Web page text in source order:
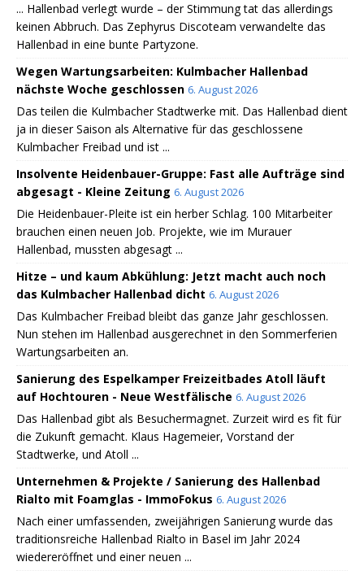
... Hallenbad verlegt wurde – der Stimmung tat das allerdings
keinen Abbruch. Das Zephyrus Discoteam verwandelte das
Hallenbad in eine bunte Partyzone.
Wegen Wartungsarbeiten: Kulmbacher Hallenbad
nächste Woche geschlossen 6. August 2026
Das teilen die Kulmbacher Stadtwerke mit. Das Hallenbad dient
ja in dieser Saison als Alternative für das geschlossene
Kulmbacher Freibad und ist ...
Insolvente Heidenbauer-Gruppe: Fast alle Aufträge sind
abgesagt - Kleine Zeitung 6. August 2026
Die Heidenbauer-Pleite ist ein herber Schlag. 100 Mitarbeiter
brauchen einen neuen Job. Projekte, wie im Murauer
Hallenbad, mussten abgesagt ...
Hitze – und kaum Abkühlung: Jetzt macht auch noch
das Kulmbacher Hallenbad dicht 6. August 2026
Das Kulmbacher Freibad bleibt das ganze Jahr geschlossen.
Nun stehen im Hallenbad ausgerechnet in den Sommerferien
Wartungsarbeiten an.
Sanierung des Espelkamper Freizeitbades Atoll läuft
auf Hochtouren - Neue Westfälische 6. August 2026
Das Hallenbad gibt als Besuchermagnet. Zurzeit wird es fit für
die Zukunft gemacht. Klaus Hagemeier, Vorstand der
Stadtwerke, und Atoll ...
Unternehmen & Projekte / Sanierung des Hallenbad
Rialto mit Foamglas - ImmoFokus 6. August 2026
Nach einer umfassenden, zweijährigen Sanierung wurde das
traditionsreiche Hallenbad Rialto in Basel im Jahr 2024
wiedereröffnet und einer neuen ...